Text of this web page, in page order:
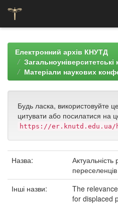
navigationЕлектронний архів КНУТД
Загальноуніверситетські
Матеріали наукових
Будь ласка, використовуйте
цитувати або посилатися на
https://er.knutd.edu.ua/
Назва:
переселенців
Інші назви:
The
for displaced